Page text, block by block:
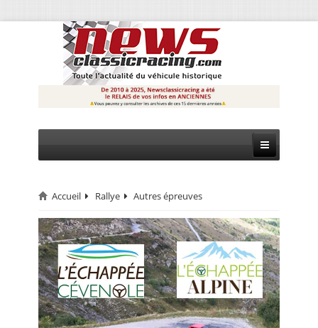
CIRCUIT
RALLYE
MONTAGNE
EVÈNEMENTS
CALENDRIER
Accueil Rallye Autres épreuves